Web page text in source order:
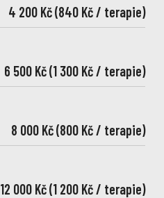
4 200 Kč (840 Kč / terapie)
6 500 Kč (1 300 Kč / terapie)
8 000 Kč (800 Kč / terapie)
12 000 Kč (1 200 Kč / terapie)